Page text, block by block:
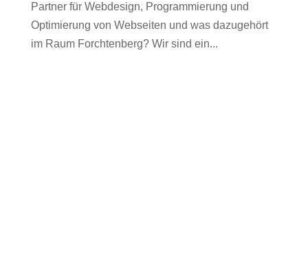
Partner für Webdesign, Programmierung und
Optimierung von Webseiten und was dazugehört
im Raum Forchtenberg? Wir sind ein...